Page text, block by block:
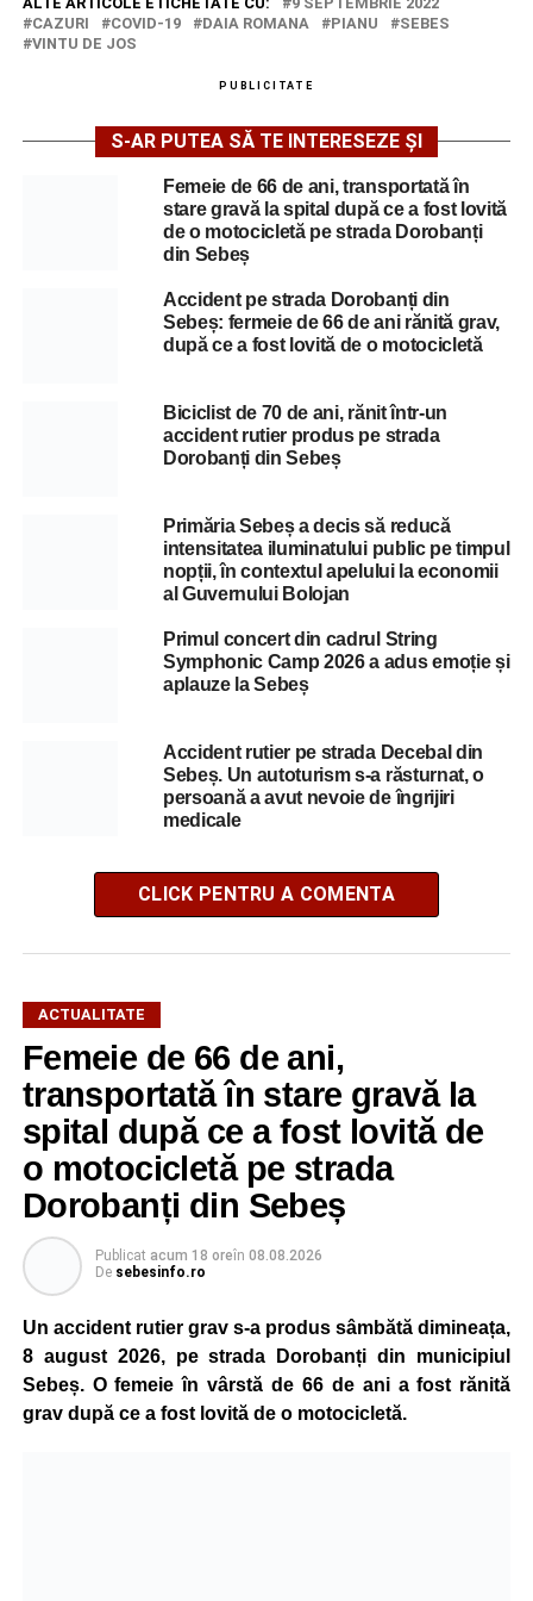
CAZURI
COVID-19 DAIA ROMANA PIANU
SEBES
VINTU DE JOS
PUBLICITATE
S-AR PUTEA SĂ TE INTERESEZE ȘI
Femeie de 66 de ani, transportată în
stare gravă la spital după ce a fost lovită
de o motocicletă pe strada Dorobanți
din Sebeș
Accident pe strada Dorobanți din
Sebeș: fermeie de 66 de ani rănită grav,
după ce a fost lovită de o motocicletă
Biciclist de 70 de ani, rănit într-un
accident rutier produs pe strada
Dorobanți din Sebeș
Primăria Sebeș a decis să reducă
intensitatea iluminatului public pe timpul
nopții, în contextul apelului la economii
al Guvernului Bolojan
Primul concert din cadrul String
Symphonic Camp 2026 a adus emoție și
aplauze la Sebeș
Accident rutier pe strada Decebal din
Sebeș. Un autoturism s-a răsturnat, o
persoană a avut nevoie de îngrijiri
medicale
CLICK PENTRU A COMENTA
ACTUALITATE
Femeie de 66 de ani,
transportată în stare gravă la
spital după ce a fost lovită de
o motocicletă pe strada
Dorobanți din Sebeș
Publicat acum 18 oreîn 08.08.2026
De sebesinfo.ro
Un accident rutier grav s-a produs sâmbătă dimineața,
8 august 2026, pe strada Dorobanți din municipiul
Sebeș. O femeie în vârstă de 66 de ani a fost rănită
grav după ce a fost lovită de o motocicletă.